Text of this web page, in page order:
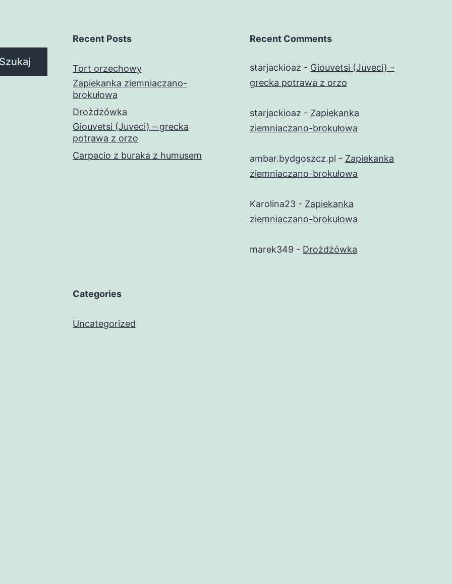
Recent Posts
Tort orzechowy
Zapiekanka ziemniaczano-
brokułowa
Drożdżówka
Giouvetsi (Juveci) – grecka
potrawa z orzo
Carpacio z buraka z humusem
Recent Comments
starjackioaz - Giouvetsi (Juveci) –
grecka potrawa z orzo
starjackioaz - Zapiekanka
ziemniaczano-brokułowa
ambar.bydgoszcz.pl - Zapiekanka
ziemniaczano-brokułowa
Karolina23 - Zapiekanka
ziemniaczano-brokułowa
marek349 - Drożdżówka
Categories
Uncategorized